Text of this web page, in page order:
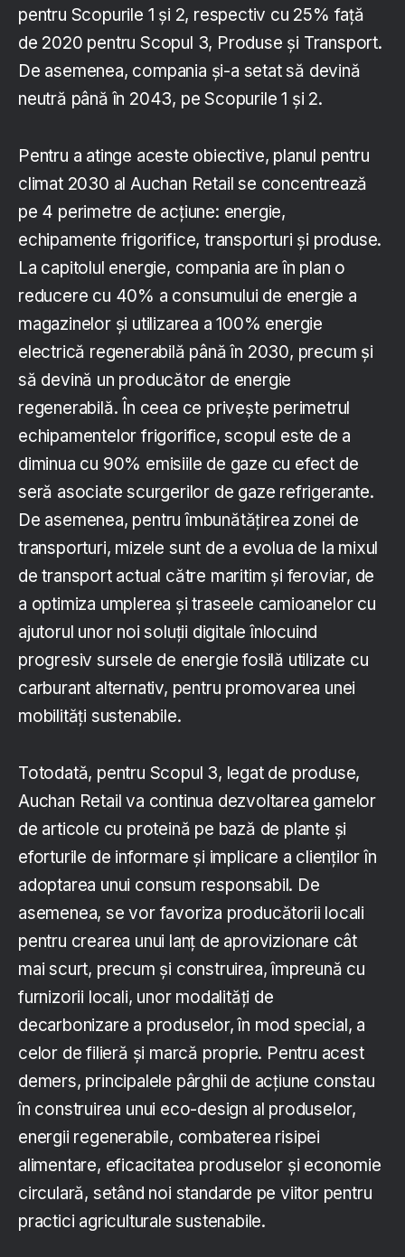
pentru Scopurile 1 și 2, respectiv cu 25% față
de 2020 pentru Scopul 3, Produse și Transport.
De asemenea, compania și-a setat să devină
neutră până în 2043, pe Scopurile 1 și 2.
Pentru a atinge aceste obiective, planul pentru
climat 2030 al Auchan Retail se concentrează
pe 4 perimetre de acțiune: energie,
echipamente frigorifice, transporturi și produse.
La capitolul energie, compania are în plan o
reducere cu 40% a consumului de energie a
magazinelor și utilizarea a 100% energie
electrică regenerabilă până în 2030, precum și
să devină un producător de energie
regenerabilă. În ceea ce privește perimetrul
echipamentelor frigorifice, scopul este de a
diminua cu 90% emisiile de gaze cu efect de
seră asociate scurgerilor de gaze refrigerante.
De asemenea, pentru îmbunătățirea zonei de
transporturi, mizele sunt de a evolua de la mixul
de transport actual către maritim și feroviar, de
a optimiza umplerea și traseele camioanelor cu
ajutorul unor noi soluții digitale înlocuind
progresiv sursele de energie fosilă utilizate cu
carburant alternativ, pentru promovarea unei
mobilități sustenabile.
Totodată, pentru Scopul 3, legat de produse,
Auchan Retail va continua dezvoltarea gamelor
de articole cu proteină pe bază de plante și
eforturile de informare și implicare a clienților în
adoptarea unui consum responsabil. De
asemenea, se vor favoriza producătorii locali
pentru crearea unui lanț de aprovizionare cât
mai scurt, precum și construirea, împreună cu
furnizorii locali, unor modalități de
decarbonizare a produselor, în mod special, a
celor de filieră și marcă proprie. Pentru acest
demers, principalele pârghii de acțiune constau
în construirea unui eco-design al produselor,
energii regenerabile, combaterea risipei
alimentare, eficacitatea produselor și economie
circulară, setând noi standarde pe viitor pentru
practici agriculturale sustenabile.